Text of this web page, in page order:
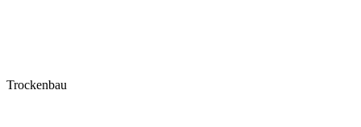
Trockenbau